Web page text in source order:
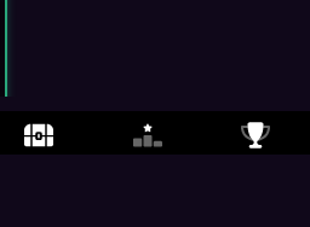
Apa aja yang bisa muncul di sini?